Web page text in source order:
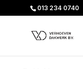
013 234 0740